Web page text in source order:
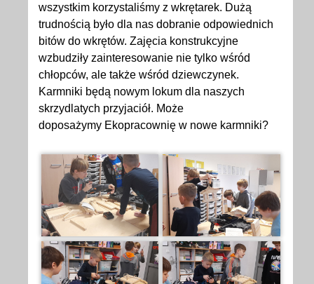
wszystkim korzystaliśmy z wkrętarek. Dużą
trudnością było dla nas dobranie odpowiednich
bitów do wkrętów. Zajęcia konstrukcyjne
wzbudziły zainteresowanie nie tylko wśród
chłopców, ale także wśród dziewczynek.
Karmniki będą nowym lokum dla naszych
skrzydlatych przyjaciół. Może
doposażymy Ekopracownię w nowe karmniki?